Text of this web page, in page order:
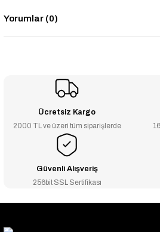
Yorumlar (0)
Ücretsiz Kargo
2000 TL ve üzeri tüm siparişlerde
Güvenli Alışveriş
256bit SSL Sertifikası